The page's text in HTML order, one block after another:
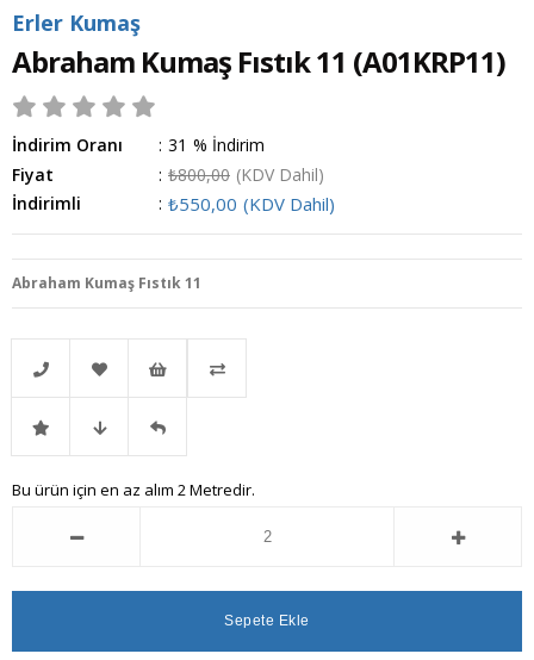
Erler Kumaş
Abraham Kumaş Fıstık 11 (A01KRP11)
İndirim Oranı : %
31
İndirim
Fiyat
: ₺800,00 (KDV Dahil)
İndirimli
: ₺550,00 (KDV Dahil)
Abraham Kumaş Fıstık 11
Telefonla
Sipariş
Favorilere
Ekle
İstek
Listeme
İndirimli Fiyat Gelince
Bu ürün için en az alım 2 Metredir.